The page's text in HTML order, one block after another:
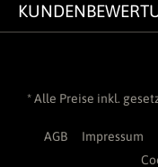
* Alle Preise inkl.
AGB Impressum